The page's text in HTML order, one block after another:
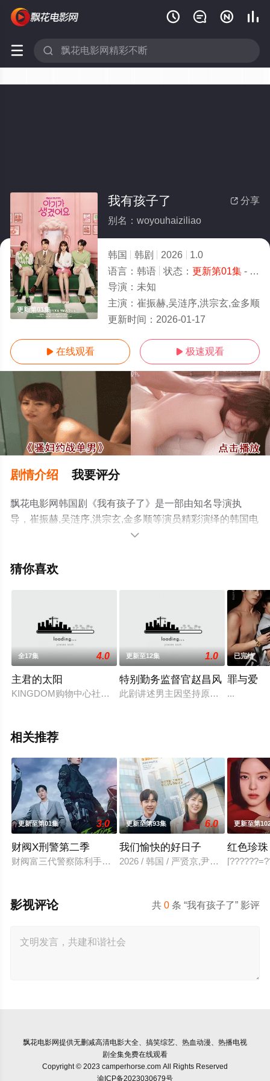
   
 
更新第01集
 分享
我有孩子了
别名：woyouhaiziliao
韩国 韩剧 2026
1.0
语言： 韩语 状态： 更新第01集- 免费在线观看
导演： 未知
主演： 崔振赫,吴涟序,洪宗玄,金多顺
更新时间： 2026-01-17
 在线观看  极速观看
剧情介绍 我要评分
飘花电影网韩国剧《我有孩子了》是一部由知名导演执
导，崔振赫,吴涟序,洪宗玄,金多顺等演员精彩演绎的韩国电
视剧，手机免费观看高清未删减完整版电视剧全集就上飘
至豆瓣电视剧、电视猫或剧情网等平台了解。

猜你喜欢
全17集 4.0
主君的太阳
KINGDOM购物中心社长朱中元（苏志燮 饰）是个吝啬薄情，
更新至12集 1.0
特别勤务监督官赵昌风
此剧讲述男主因坚持原则而多次失业
已完结
罪与爱
...
相关推荐
更新至第01集 3.0
财阀X刑警第二季
财阀富三代警察陈利手（安普贤 饰）华丽回归，完美蜕变为成
更新至第93集 6.0
我们愉快的好日子
2026 / 韩国 / 严贤京,尹仲勋,申正允,
更新至第
红色珍珠
共0 条 “我有孩子了” 影评
影视评论
飘花电影网提供无删减高清电影大全、搞笑综艺、热血动漫、热播电视
剧全集免费在线观看
Copyright © 2023 camperhorse.com All Rights Reserved
渝ICP备2023030679号